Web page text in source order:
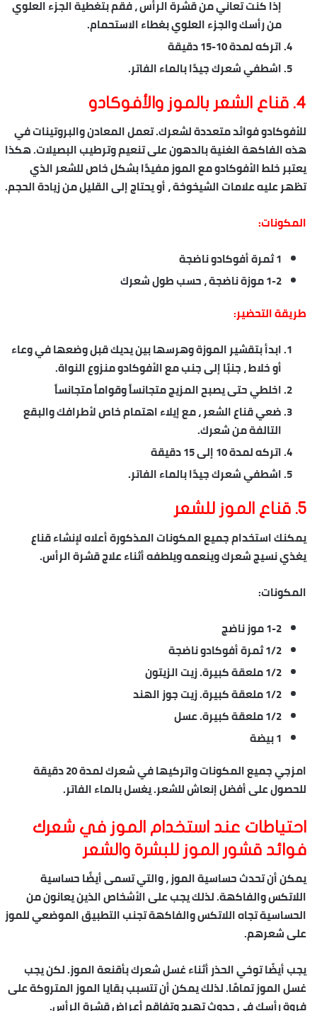
إذا كنت تعاني من قشرة الرأس ، فقم بتغطية الجزء العلوي
من رأسك والجزء العلوي بغطاء الاستحمام.
اتركه لمدة 10-15 دقيقة
اشطفي شعرك جيدًا بالماء الفاتر.
4. قناع الشعر بالموز والأفوكادو
للأفوكادو فوائد متعددة لشعرك. تعمل المعادن والبروتينات في
هذه الفاكهة الغنية بالدهون على تنعيم وترطيب البصيلات. هكذا
يعتبر خلط الأفوكادو مع الموز مفيدًا بشكل خاص للشعر الذي
تظهر عليهعلامات الشيخوخة، أو يحتاج إلى القليل من زيادة الحجم.
المكونات:
1 ثمرة أفوكادو ناضجة
1-2 موزة ناضجة ، حسب طول شعرك
طريقة التحضير:
ابدأ بتقشير الموزة وهرسها بين يديك قبل وضعها في وعاء
أو خلاط ، جنبًا إلى جنب مع الأفوكادو منزوع النواة.
اخلطي حتى يصبح المزيج متجانساً وقواماً متجانساً
ضعي قناع الشعر ، مع إيلاء اهتمام خاص لأطرافك والبقع
التالفة من شعرك.
اتركه لمدة 10 إلى 15 دقيقة
اشطفي شعرك جيدًا بالماء الفاتر.
5. قناع الموز للشعر
يمكنك استخدام جميع المكونات المذكورة أعلاه لإنشاء قناع
يغذي نسيج شعرك وينعمه ويلطفه أثناءعلاج قشرة الرأس.
المكونات:
1-2موز ناضج
1/2ثمرة أفوكادو ناضجة
1/2ملعقة كبيرة. زيت الزيتون
1/2ملعقة كبيرة. زيت جوز الهند
1/2ملعقة كبيرة. عسل
1بيضة
امزجي جميع المكونات واتركيها في شعرك لمدة 20 دقيقة
للحصول على أفضل إنعاش للشعر. يغسلبالماء الفاتر.
احتياطات عند استخدام الموز في شعرك
فوائد قشور الموز للبشرة والشعر
يمكن أن تحدث حساسية الموز ، والتي تسمى أيضًا حساسية
اللاتكس والفاكهة. لذلك يجب على الأشخاص الذين يعانون من
الحساسية تجاه اللاتكس والفاكهة تجنب التطبيق الموضعي للموز
على شعرهم.
يجب أيضًا توخي الحذر أثناء غسل شعرك بأقنعة الموز. لكن يجب
غسل الموز تمامًا. لذلك يمكن أن تتسبب بقايا الموز المتروكة على
فروة رأسك في حدوث تهيج وتفاقم أعراض قشرة الرأس.